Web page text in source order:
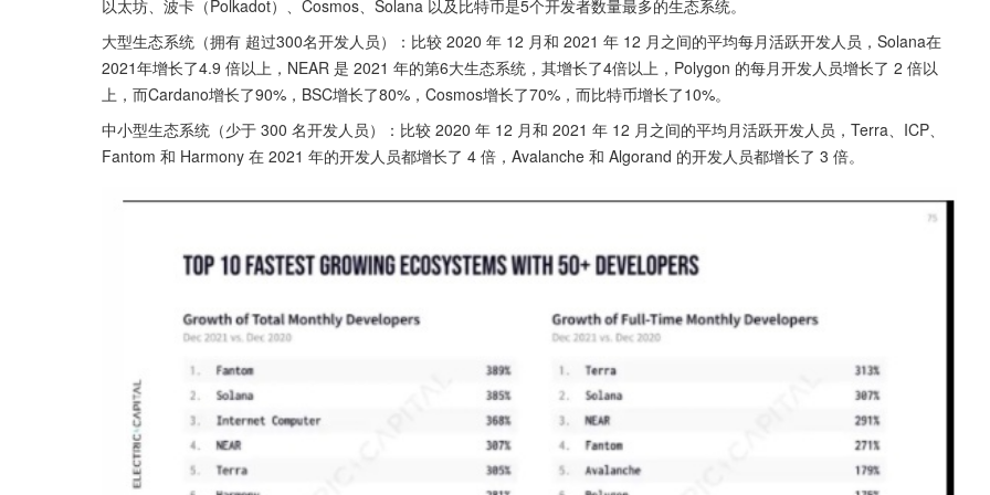
以太坊、波卡（Polkadot）、Cosmos、Solana 以及比特币是5个开发者数量最多的生态系统。
大型生态系统（拥有 超过300名开发人员）：比较 2020 年 12 月和 2021 年 12 月之间的平均每月活跃开发人员，Solana在
2021年增长了4.9 倍以上，NEAR 是 2021 年的第6大生态系统，其增长了4倍以上，Polygon 的每月开发人员增长了 2 倍以
上，而Cardano增长了90%，BSC增长了80%，Cosmos增长了70%，而比特币增长了10%。
中小型生态系统（少于 300 名开发人员）：比较 2020 年 12 月和 2021 年 12 月之间的平均月活跃开发人员，Terra、ICP、
Fantom 和 Harmony 在 2021 年的开发人员都增长了 4 倍，Avalanche 和 Algorand 的开发人员都增长了 3 倍。